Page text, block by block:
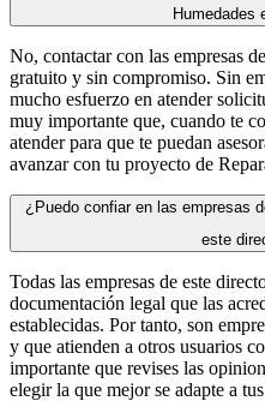
Humedades
No, contactar con las empresas
gratuito y sin compromiso. Sin
mucho esfuerzo en atender
muy importante que, cuando te
atender para que te puedan
avanzar con tu proyecto de
¿Puedo confiar en las empresas
este
Todas las empresas de este
documentación legal que las
establecidas. Por tanto, son
y que atienden a otros usuarios
importante que revises las
elegir la que mejor se adapte a